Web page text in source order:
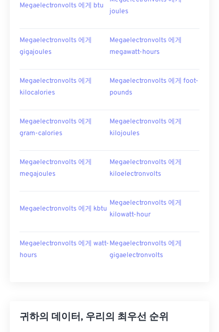
Megaelectronvolts 에게 btu
joules
Megaelectronvolts 에게
gigajoules
Megaelectronvolts 에게
megawatt-hours
Megaelectronvolts 에게
kilocalories
Megaelectronvolts 에게 foot-
pounds
Megaelectronvolts 에게
gram-calories
Megaelectronvolts 에게
kilojoules
Megaelectronvolts 에게
megajoules
Megaelectronvolts 에게
kiloelectronvolts
Megaelectronvolts 에게 kbtu
Megaelectronvolts 에게
kilowatt-hour
Megaelectronvolts 에게 watt-
hours
Megaelectronvolts 에게
gigaelectronvolts
귀하의 데이터, 우리의 최우선 순위